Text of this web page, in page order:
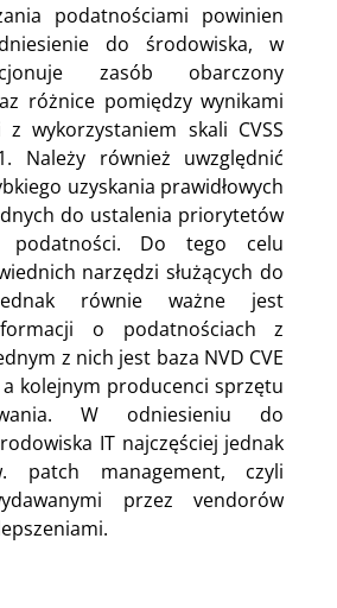
podatnościami powinien
do środowiska, w
zasób obarczony
różnice pomiędzy wynikami
z wykorzystaniem skali CVSS
Należy również uwzględnić
uzyskania prawidłowych
do ustalenia priorytetów
podatności. Do tego celu
narzędzi służących do
równie ważne jest
o podatnościach z
z nich jest baza NVD CVE
a kolejnym producenci sprzętu
W odniesieniu do
IT najczęściej jednak
patch management, czyli
przez vendorów